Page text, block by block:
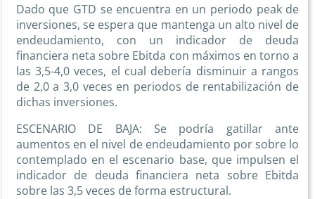
Dado que GTD se encuentra en un periodo peakde
inversiones, se espera que mantenga un alto nivel de
endeudamiento, con un indicador de deuda
financiera neta sobre Ebitda con máximos en torno a
las 3,5-4,0 veces, el cual debería disminuir a rangos
de 2,0 a 3,0 veces en periodos de rentabilización de
dichas inversiones.
ESCENARIO DE BAJA: Se podría gatillar ante
aumentos en el nivel de endeudamiento por sobre lo
contemplado en el escenario base, que impulsen el
indicador de deuda financiera neta sobre Ebitda
sobre las 3,5 veces de forma estructural.